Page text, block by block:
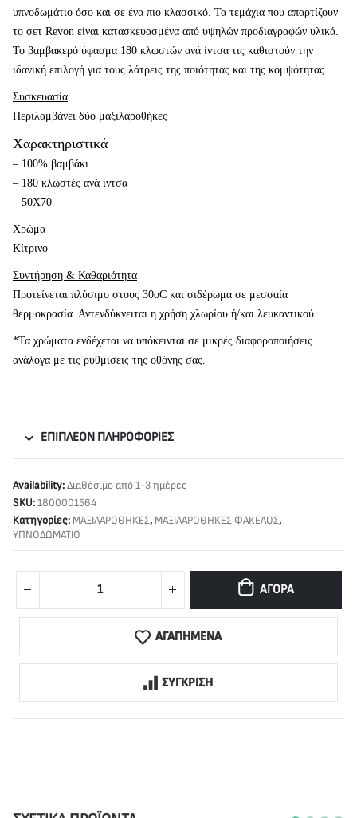
υπνοδωμάτιο όσο και σε ένα πιο κλασσικό. Τα τεμάχια που απαρτίζουν
το σετ Revon είναι κατασκευασμένα από υψηλών προδιαγραφών υλικά.
Το βαμβακερό ύφασμα 180 κλωστών ανά ίντσα τις καθιστούν την
ιδανική επιλογή για τους λάτρεις της ποιότητας και της κομψότητας.
Συσκευασία
Περιλαμβάνει δύο μαξιλαροθήκες
Χαρακτηριστικά
– 100% βαμβάκι
– 180 κλωστές ανά ίντσα
– 50Χ70
Χρώμα
Κίτρινο
Συντήρηση & Καθαριότητα
Προτείνεται πλύσιμο στους 30oC και σιδέρωμα σε μεσσαία
θερμοκρασία. Αντενδύκνειται η χρήση χλωρίου ή/και λευκαντικού.
*Τα χρώματα ενδέχεται να υπόκεινται σε μικρές διαφοροποιήσεις
ανάλογα με τις ρυθμίσεις της οθόνης σας.
ΕΠΙΠΛΈΟΝ ΠΛΗΡΟΦΟΡΊΕΣ
Availability:Διαθέσιμο από 1-3 ημέρες
SKU:1800001564
Κατηγορίες: ΜΑΞΙΛΑΡΟΘΗΚΕΣ, ΜΑΞΙΛΑΡΟΘΗΚΕΣ ΦΑΚΕΛΟΣ,
ΥΠΝΟΔΩΜΑΤΙΟ
ΑΓΟΡΆ
ΑΓΑΠΗΜΕΝΑ
ΣΥΓΚΡΙΣΗ